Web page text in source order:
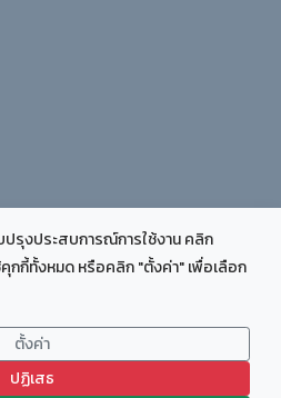
OF EDUCATION CHIANG RAI
- ALL RIGHTS RESERVED.
DISTIBUTED BY:
: PU@J_CRRU
ปรุงประสบการณ์การใช้งาน คลิก
กกี้ทั้งหมด หรือคลิก "ตั้งค่า" เพื่อเลือก
ตั้งค่า
ปฏิเสธ